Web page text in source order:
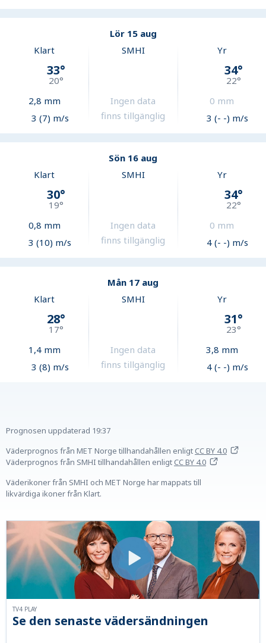
Lör 15 aug
Klart
33°
20°
2,8 mm
3 (7) m/s
SMHI
Ingen data
finns tillgänglig
Yr
34°
22°
0 mm
3 (- -) m/s
Sön 16 aug
Klart
30°
19°
0,8 mm
3 (10) m/s
SMHI
Ingen data
finns tillgänglig
Yr
34°
22°
0 mm
4 (- -) m/s
Mån 17 aug
Klart
28°
17°
1,4mm
3 (8) m/s
SMHI
Ingen data
finns tillgänglig
Yr
31°
23°
3,8 mm
4 (- -) m/s
Prognosen uppdaterad 19:37
Väderprognos från MET Norge tillhandahållen enligtCC BY 4.0
Väderprognos från SMHI tillhandahållen enligtCC BY 4.0
Väderikoner från SMHI och MET Norge har mappats till
likvärdiga ikoner från Klart.
Se den senaste vädersändningen
TV4 PLAY